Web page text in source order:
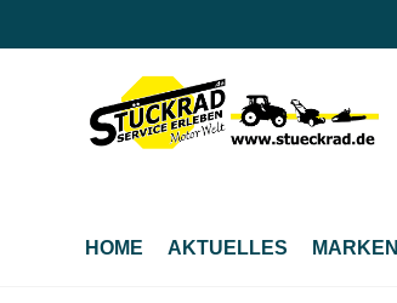
HOME AKTUELLES MARKEN